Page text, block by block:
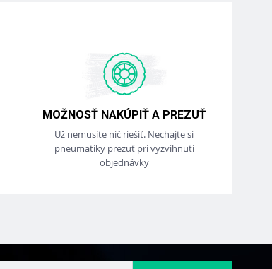
MOŽNOSŤ NAKÚPIŤ A PREZUŤ
Už nemusíte nič riešiť. Nechajte si
pneumatiky prezuť pri vyzvihnutí
objednávky